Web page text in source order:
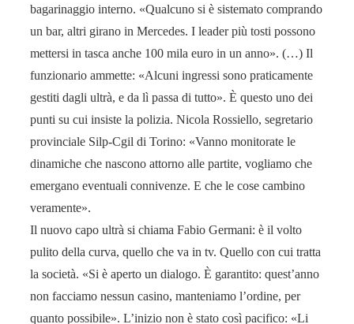
bagarinaggio interno. «Qualcuno si è sistemato comprando
un bar, altri girano in Mercedes. I leader più tosti possono
mettersi in tasca anche 100 mila euro in un anno». (…) Il
funzionario ammette: «Alcuni ingressi sono praticamente
gestiti dagli ultrà, e da lì passa di tutto». È questo uno dei
punti su cui insiste la polizia. Nicola Rossiello, segretario
provinciale Silp-Cgil di Torino: «Vanno monitorate le
dinamiche che nascono attorno alle partite, vogliamo che
emergano eventuali connivenze. E che le cose cambino
veramente».
Il nuovo capo ultrà si chiama Fabio Germani: è il volto
pulito della curva, quello che va in tv. Quello con cui tratta
la società. «Si è aperto un dialogo. È garantito: quest’anno
non facciamo nessun casino, manteniamo l’ordine, per
quanto possibile». L’inizio non è stato così pacifico: «Li